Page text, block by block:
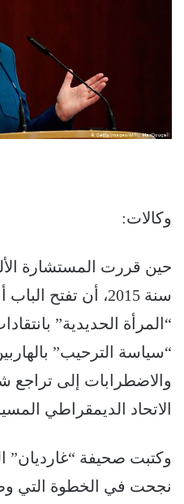
وكالات:
حين قررت المستشارة
سنة 2015، أن تفتح
“المرأة الحديدية”
“سياسة الترحيب”
والاضطرابات إلى تراجع
الاتحاد الديمقراطي
وكتبت صحيفة “غارديان”
نجحت في الخطوة التي